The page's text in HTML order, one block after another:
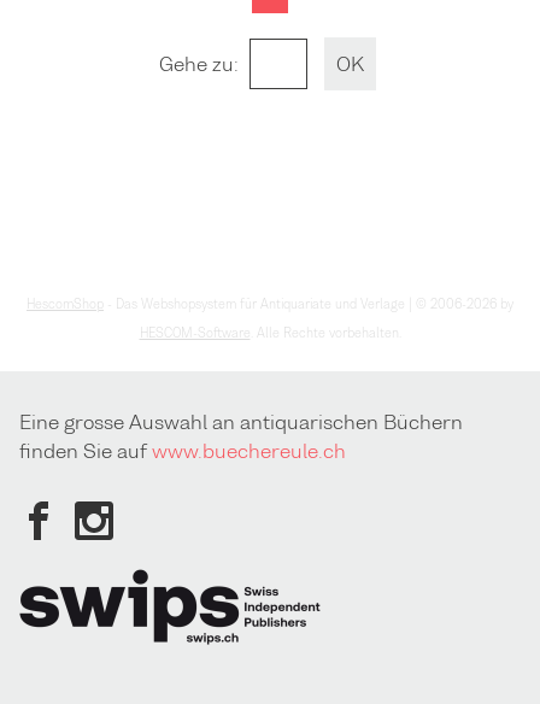
Gehe zu:
HescomShop
- Das Webshopsystem für Antiquariate und Verlage | © 2006-2026 by
HESCOM-Software
. Alle Rechte vorbehalten.
Eine grosse Auswahl an antiquarischen Büchern
finden Sie aufwww.buechereule.ch